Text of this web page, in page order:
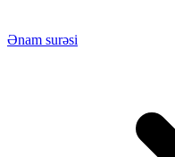
Ənam surəsi